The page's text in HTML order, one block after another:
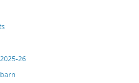
26